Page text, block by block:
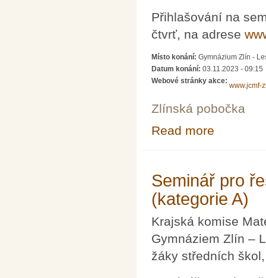
Přihlašování na
čtvrť, na adrese
Místo konání: Gymnázium Zlín -
Datum konání: 03.11.2023 - 09:15
Webové stránky akce:
www.jcmf-
Zlínská pobočka
Read more
Seminář pro
(kategorie A)
Krajská komise
Gymnáziem Zlín –
žáky středních